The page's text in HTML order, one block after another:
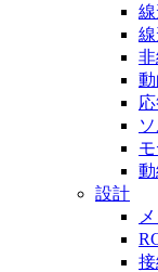
設計